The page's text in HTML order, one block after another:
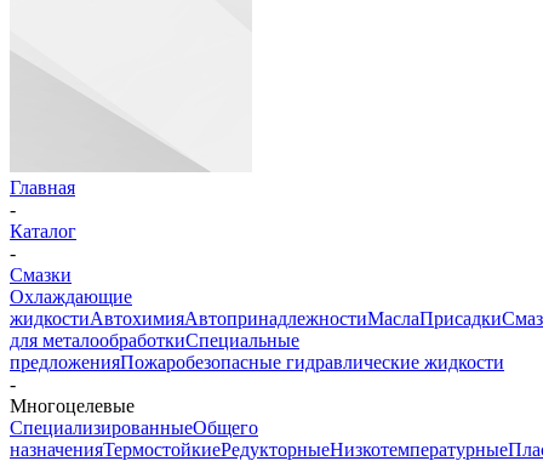
Главная
-
Каталог
-
Смазки
Охлаждающие
жидкостиАвтохимияАвтопринадлежностиМаслаПрисадки
для металообработкиСпециальные
предложенияПожаробезопасные гидравлические жидкости
-
Многоцелевые
СпециализированныеОбщего
назначенияТермостойкиеРедукторныеНизкотемпературные